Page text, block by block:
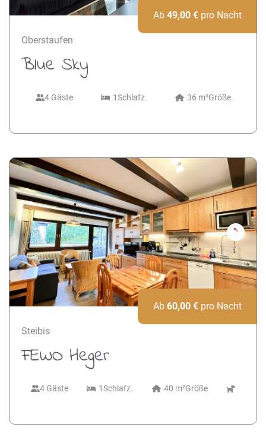
Oberstaufen
Blue Sky
4 Gäste 1Schlafz. 36 m²Größe
Ab 49,00 €pro Nacht
Next
Steibis
FEWO Heger
4 Gäste 1Schlafz. 40 m²Größe
Ab 60,00 €pro Nacht